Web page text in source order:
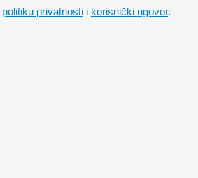
politiku privatnosti i korisnički ugovor.